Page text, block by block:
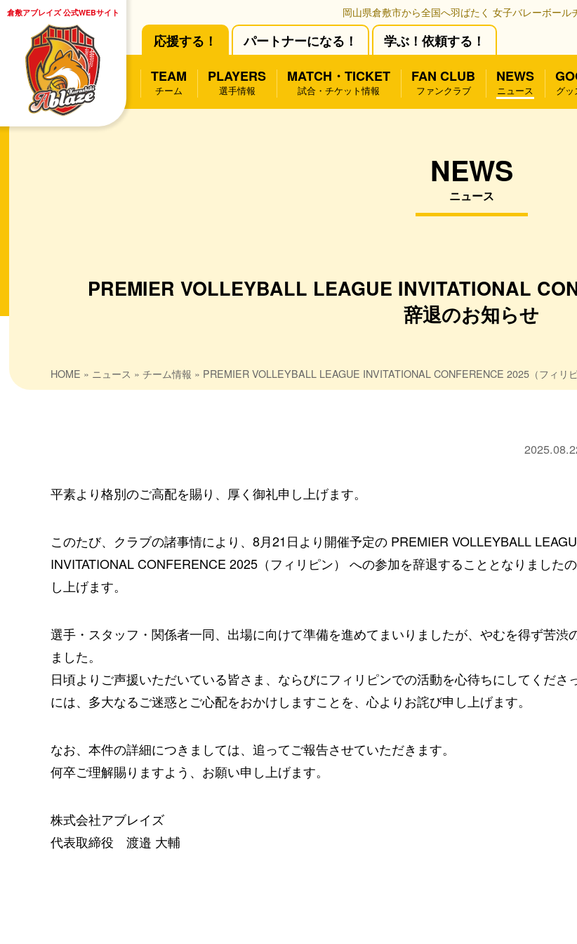
倉敷アブレイズ 公式WEBサイト 岡山県倉敷市から全国へ羽ばたく 女子バレーボール
応援する！ パートナーになる！
学ぶ！依頼する！
TEAM
チーム
PLAYERS
選手情報
MATCH・TICKET
試合・チケット情報
FAN CLUB
ファンクラブ
NEWS
ニュース グッ
NEWS
ニュース
PREMIER VOLLEYBALL LEAGUE INVITATIONAL
辞退のお知らせ
HOME » ニュース » チーム情報 » PREMIER VOLLEYBALL LEAGUE INVITATIONAL CONFERENCE 2025（フィリ
平素より格別のご高配を賜り、厚く御礼申し上げます。
このたび、クラブの諸事情により、8月21日より開催予定の PREMIER VOLLEYBALL
INVITATIONAL CONFERENCE 2025（フィリピン） への参加を辞退することとなりました
し上げます。
選手・スタッフ・関係者一同、出場に向けて準備を進めてまいりましたが、やむを得ず苦渋
ました。
日頃よりご声援いただいている皆さま、ならびにフィリピンでの活動を心待ちにしてくださ
には、多大なるご迷惑とご心配をおかけしますことを、心よりお詫び申し上げます。
なお、本件の詳細につきましては、追ってご報告させていただきます。
何卒ご理解賜りますよう、お願い申し上げます。
株式会社アブレイズ
代表取締役 渡邉 大輔